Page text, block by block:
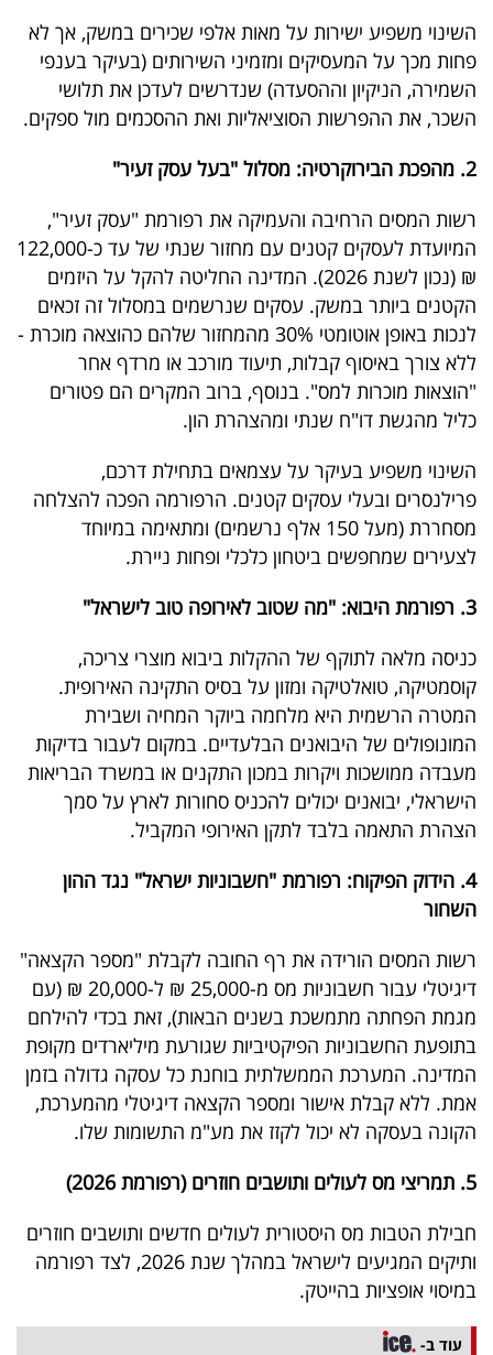
דרושים
ניוזלטרים
מייל
אדום
פרסמו
באייס
עקבו
אחרינו:
השינוי משפיע ישירות על מאות אלפי שכירים במשק, אך לא
פחות מכך על המעסיקים ומזמיני השירותים (בעיקר בענפי
השמירה, הניקיון וההסעדה) שנדרשים לעדכן את תלושי
השכר, את ההפרשות הסוציאליות ואת ההסכמים מול ספקים.
2. מהפכת הבירוקרטיה: מסלול "בעל עסק זעיר"
רשות המסים הרחיבה והעמיקה את רפורמת "עסק זעיר",
המיועדת לעסקים קטנים עם מחזור שנתי של עד כ-122,000
₪ (נכון לשנת 2026). המדינה החליטה להקל על היזמים
הקטנים ביותר במשק. עסקים שנרשמים במסלול זה זכאים
לנכות באופן אוטומטי 30% מהמחזור שלהם כהוצאה מוכרת -
ללא צורך באיסוף קבלות, תיעוד מורכב או מרדף אחר
"הוצאות מוכרות למס". בנוסף, ברוב המקרים הם פטורים
כליל מהגשת דו"ח שנתי ומהצהרת הון.
השינוי משפיע בעיקר על עצמאים בתחילת דרכם,
פרילנסרים ובעלי עסקים קטנים. הרפורמה הפכה להצלחה
מסחררת (מעל 150 אלף נרשמים) ומתאימה במיוחד
לצעירים שמחפשים ביטחון כלכלי ופחות ניירת.
3. רפורמת היבוא: "מה שטוב לאירופה טוב לישראל"
כניסה מלאה לתוקף של ההקלות ביבוא מוצרי צריכה,
קוסמטיקה, טואלטיקה ומזון על בסיס התקינה האירופית.
המטרה הרשמית היא מלחמה ביוקר המחיה ושבירת
המונופולים של היבואנים הבלעדיים. במקום לעבור בדיקות
מעבדה ממושכות ויקרות במכון התקנים או במשרד הבריאות
הישראלי, יבואנים יכולים להכניס סחורות לארץ על סמך
הצהרת התאמה בלבד לתקן האירופי המקביל.
4. הידוק הפיקוח: רפורמת "חשבוניות ישראל" נגד ההון
השחור
רשות המסים הורידה את רף החובה לקבלת "מספר הקצאה"
דיגיטלי עבור חשבוניות מס מ-25,000 ₪ ל-20,000 ₪ (עם
מגמת הפחתה מתמשכת בשנים הבאות), זאת בכדי להילחם
בתופעת החשבוניות הפיקטיביות שגורעת מיליארדים מקופת
המדינה. המערכת הממשלתית בוחנת כל עסקה גדולה בזמן
אמת. ללא קבלת אישור ומספר הקצאה דיגיטלי מהמערכת,
הקונה בעסקה לא יכול לקזז את מע"מ התשומות שלו.
5. תמריצי מס לעולים ותושבים חוזרים (רפורמת 2026)
חבילת הטבות מס היסטורית לעולים חדשים ותושבים חוזרים
ותיקים המגיעים לישראל במהלך שנת 2026, לצד רפורמה
במיסוי אופציות בהייטק.
עוד ב-